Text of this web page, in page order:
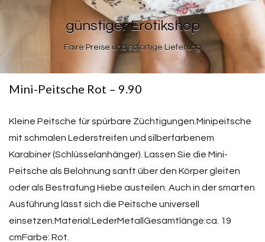
günstiger Erotikshop
Faire Preise und sofortige Lieferung
Mini-Peitsche Rot – 9.90
Kleine Peitsche für spürbare Züchtigungen.Minipeitsche
mit schmalen Lederstreifen und silberfarbenem
Karabiner (Schlüsselanhänger). Lassen Sie die Mini-
Peitsche als Belohnung sanft über den Körper gleiten
oder als Bestrafung Hiebe austeilen. Auch in der smarten
Ausführung lässt sich die Peitsche universell
einsetzen.Material:LederMetallGesamtlänge:ca. 19
cmFarbe: Rot.